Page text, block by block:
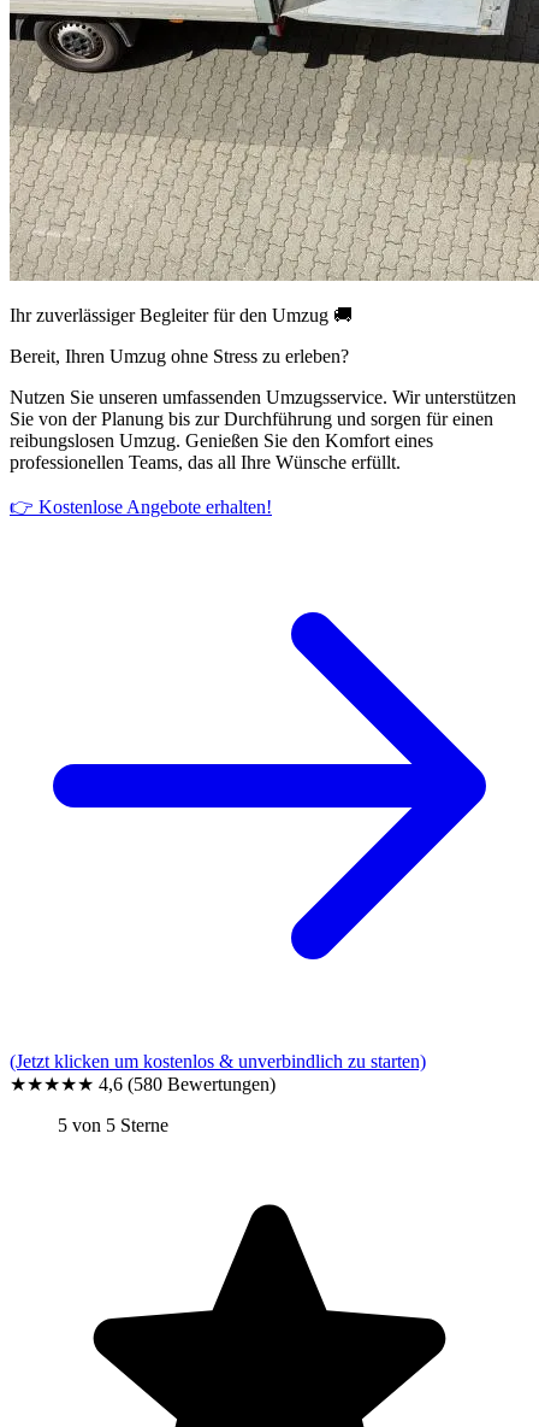
Ihr zuverlässiger Begleiter für den Umzug 🚚
Bereit, Ihren Umzug ohne Stress zu erleben?
Nutzen Sie unseren umfassenden Umzugsservice. Wir unterstützen
Sie von der Planung bis zur Durchführung und sorgen für einen
reibungslosen Umzug. Genießen Sie den Komfort eines
professionellen Teams, das all Ihre Wünsche erfüllt.
👉 Kostenlose Angebote erhalten!
(Jetzt klicken um kostenlos & unverbindlich zu starten)
★★★★★ 4,6 (580 Bewertungen)
5 von 5 Sterne